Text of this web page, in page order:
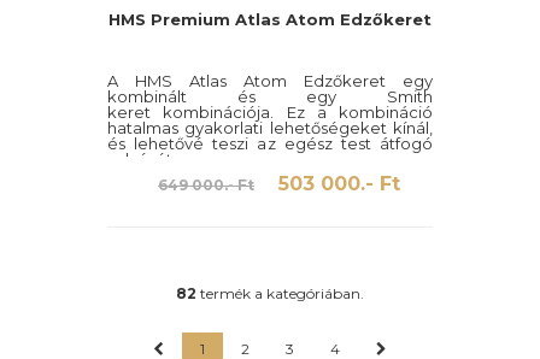
HMS Premium Atlas Atom Edzőkeret
A HMS Atlas Atom Edzőkeret egy
kombinált és egy Smith
keret kombinációja. Ez a kombináció
hatalmas gyakorlati lehetőségeket kínál,
és lehetővé teszi az egész test átfogó
edzését.
649 000.- Ft 503 000.- Ft
82 termék a kategóriában.
1 2 3 4